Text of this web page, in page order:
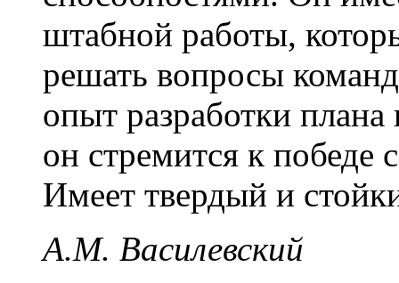
штабной работы,
решать вопросы
опыт разработки
он стремится к
Имеет твердый и
А.М. Василевский